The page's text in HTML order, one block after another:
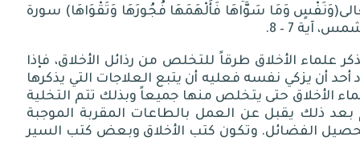
(وَنَفْسٍ وَمَا سَوَّاهَا فَأَلْهَمَهَا فُجُورَهَا وَتَقْوَاهَا) سورة
آية .
علماء الأخلاق طرقاً للتخلص من رذائل الأخلاق، فإذا
أحد أن يزكي نفسه فعليه أن يتبع العلاجات التي يذكرها
الأخلاق حتى يتخلص منها جميعاً وبذلك تتم التخلية
بعد ذلك يقبل عن العمل بالطاعات المقربة الموجبة
الفضائل. وتكون كتب الأخلاق وبعض كتب السير